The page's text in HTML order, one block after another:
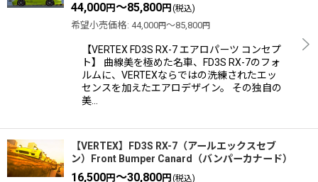
44,000円～85,800円 (税込)
希望小売価格: 44,000円～85,800円
【VERTEX FD3S RX-7 エアロパーツ コンセプ
ト】 曲線美を極めた名車、FD3S RX-7のフォ
ルムに、VERTEXならではの洗練されたエッ
センスを加えたエアロデザイン。 その独自の
美…
【VERTEX】FD3S RX-7（アールエックスセブ
ン）Front Bumper Canard（バンパーカナード）
16,500円～30,800円 (税込)